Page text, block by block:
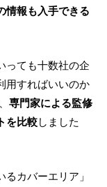
情報も入手できる
っても十数社の企
用すればいいのか
専門家による監修
を比較しました
カバーエリア」